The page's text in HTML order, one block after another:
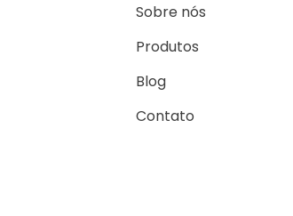
Sobre nós
Produtos
Blog
Contato